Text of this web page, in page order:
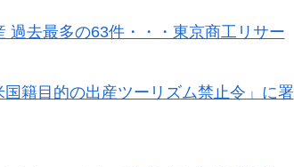
守らないことに海外大騒ぎ！（海外の反
ているぞ！アメリカの良さを再発見で
去最多の63件・・・東京商工リサー
籍目的の出産ツーリズム禁止令」に署